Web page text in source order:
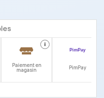
i
Paiement en
magasin PimPay